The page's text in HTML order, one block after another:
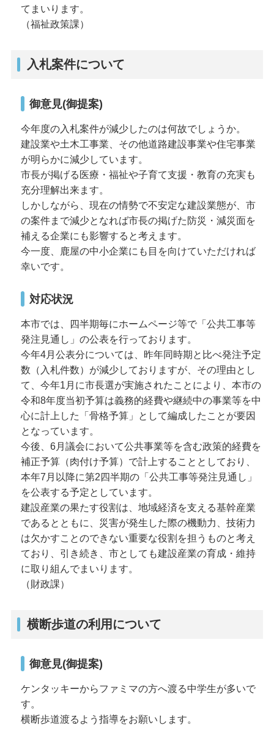
てまいります。
（福祉政策課）
入札案件について
御意見(御提案)
今年度の入札案件が減少したのは何故でしょうか。
建設業や土木工事業、その他道路建設事業や住宅事業
が明らかに減少しています。
市長が掲げる医療・福祉や子育て支援・教育の充実も
充分理解出来ます。
しかしながら、現在の情勢で不安定な建設業態が、市
の案件まで減少となれば市長の掲げた防災・減災面を
補える企業にも影響すると考えます。
今一度、鹿屋の中小企業にも目を向けていただければ
幸いです。
対応状況
本市では、四半期毎にホームページ等で「公共工事等
発注見通し」の公表を行っております。
今年4月公表分については、昨年同時期と比べ発注予定
数（入札件数）が減少しておりますが、その理由とし
て、今年1月に市長選が実施されたことにより、本市の
令和8年度当初予算は義務的経費や継続中の事業等を中
心に計上した「骨格予算」として編成したことが要因
となっています。
今後、6月議会において公共事業等を含む政策的経費を
補正予算（肉付け予算）で計上することとしており、
本年7月以降に第2四半期の「公共工事等発注見通し」
を公表する予定としています。
建設産業の果たす役割は、地域経済を支える基幹産業
であるとともに、災害が発生した際の機動力、技術力
は欠かすことのできない重要な役割を担うものと考え
ており、引き続き、市としても建設産業の育成・維持
に取り組んでまいります。
（財政課）
横断歩道の利用について
御意見(御提案)
ケンタッキーからファミマの方へ渡る中学生が多いで
す。
横断歩道渡るよう指導をお願いします。